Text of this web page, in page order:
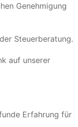
Genehmigung
Steuerberatung.
auf unserer
Erfahrung für